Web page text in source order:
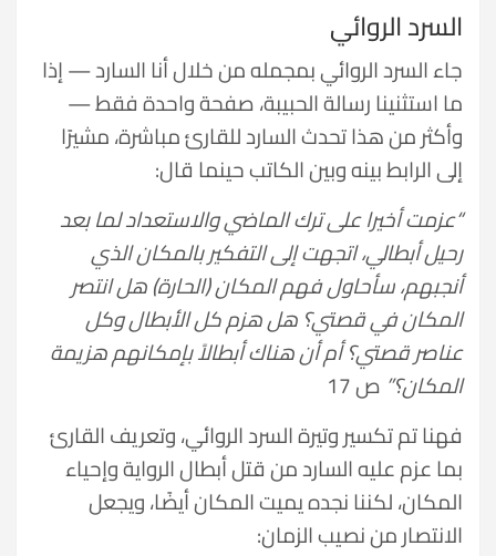
السرد الروائي
جاء السرد الروائي بمجمله من خلال أنا السارد — إذا
ما استثنينا رسالة الحبيبة، صفحة واحدة فقط —
وأكثر من هذا تحدث السارد للقارئ مباشرة، مشيرًا
إلى الرابط بينه وبين الكاتب حينما قال:
“عزمت أخيرا على ترك الماضي والاستعداد لما بعد
رحيل أبطالي، اتجهت إلى التفكير بالمكان الذي
أنجبهم، سأحاول فهم المكان (الحارة) هل انتصر
المكان في قصتي؟ هل هزم كل الأبطال وكل
عناصر قصتي؟ أم أن هناك أبطالاً بإمكانهم هزيمة
المكان؟” ص 17
فهنا تم تكسير وتيرة السرد الروائي، وتعريف القارئ
بما عزم عليه السارد من قتل أبطال الرواية وإحياء
المكان، لكننا نجده يميت المكان أيضًا، ويجعل
الانتصار من نصيب الزمان: